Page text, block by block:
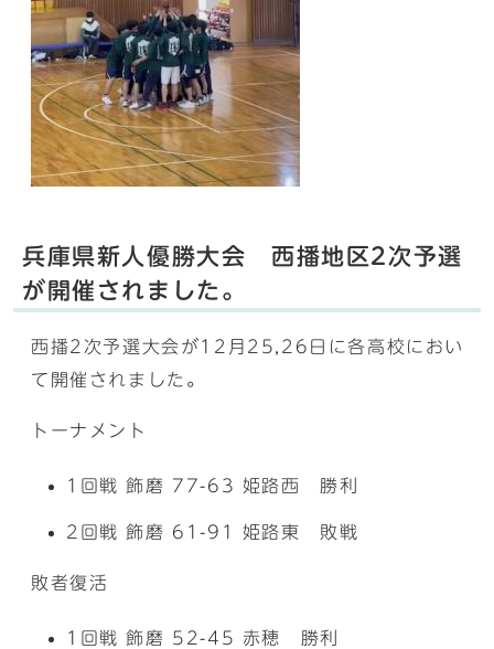
兵庫県新人優勝大会 西播地区2次予選
が開催されました。
西播2次予選大会が12月25,26日に各高校におい
て開催されました。
トーナメント
1回戦 飾磨 77-63 姫路西 勝利
2回戦 飾磨 61-91 姫路東 敗戦
敗者復活
1回戦 飾磨 52-45 赤穂 勝利